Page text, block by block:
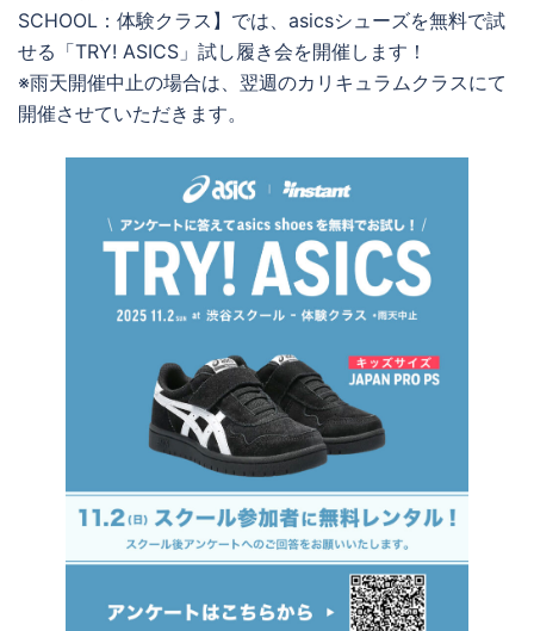
SCHOOL：体験クラス】では、asicsシューズを無料で試
せる「TRY! ASICS」試し履き会を開催します！
※雨天開催中止の場合は、翌週のカリキュラムクラスにて
開催させていただきます。